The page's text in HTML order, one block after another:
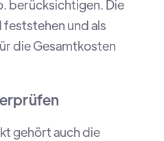
berücksichtigen. Die
und als
die Gesamtkosten
gehört auch die